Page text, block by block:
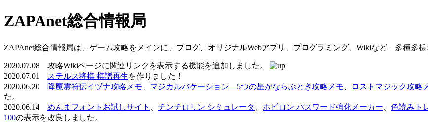
ZAPAnet総合情報局
ZAPAnet総合情報局は、ゲーム攻略をメインに、ブログ、オリジナルWebアプリ、プログラミング、Wikiなど、多種多
2020.07.08 攻略Wikiページに関連リンクを表示する機能を追加しました。
2020.07.01
ステルス将棋 棋譜再生を作りました！
2020.06.20
降魔霊符伝イヅナ攻略メモ マジカルバケーション 5つの星がならぶとき攻略メモ ロストマジック攻略
た。
2020.06.14 めんまフォントお試しサイト チンチロリン シミュレータ ホビロン パスワード強化メーカー 色読みト
100の表示を改良しました。